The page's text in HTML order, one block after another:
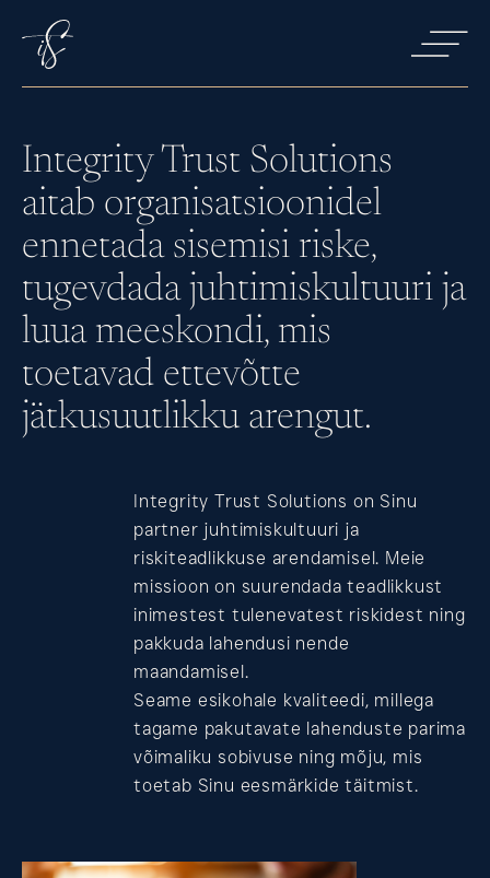
Teenused
Koolitused
Ettevõttest
Kontakt
Integrity Trust Solutions
aitab organisatsioonidel
ennetada sisemisi riske,
tugevdada juhtimiskultuuri ja
luua meeskondi, mis
toetavad ettevõtte
jätkusuutlikku arengut.
Integrity Trust Solutions on Sinu
partner juhtimiskultuuri ja
riskiteadlikkuse arendamisel. Meie
missioon on suurendada teadlikkust
inimestest tulenevatest riskidest ning
pakkuda lahendusi nende
maandamisel.
Seame esikohale kvaliteedi, millega
tagame pakutavate lahenduste parima
võimaliku sobivuse ning mõju, mis
toetab Sinu eesmärkide täitmist.